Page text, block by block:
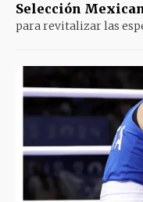
Selección
para revitalizar las